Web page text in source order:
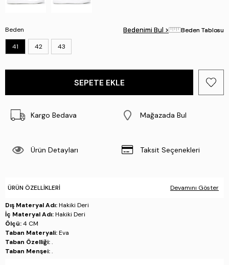
Beden
41 42 43
Bedenimi Bul > Beden Tablosu
Bedenimi Bul > Beden Tablosu
Kargo Bedava Mağazada Bul
Ürün Detayları Taksit Seçenekleri
ÜRÜN ÖZELLIKLERI Devamını Göster
Dış Materyal Adı:Hakiki Deri
İç Materyal Adı:Hakiki Deri
Ölçü:4 CM
Taban Materyali:Eva
Taban Özelliği:.
Taban Menşei:.